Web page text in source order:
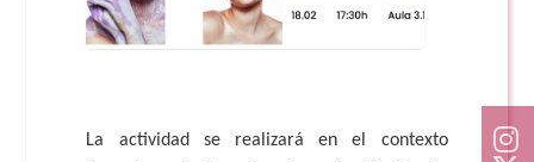
La actividad se realizará en el contexto